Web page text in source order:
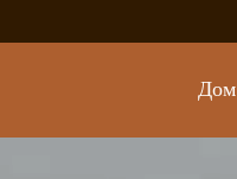
Дом